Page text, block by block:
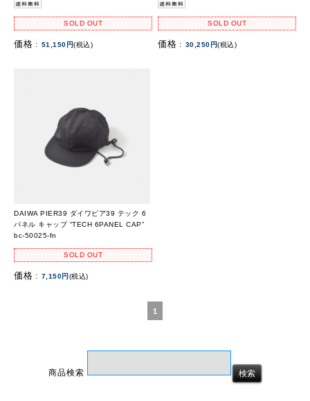
SOLD OUT
価格 : 51,150円(税込)
SOLD OUT
価格 : 30,250円(税込)
DAIWA PIER39 ダイワピア39 テック 6
パネル キャップ “TECH 6PANEL CAP”
bc-50025-fn
SOLD OUT
価格 : 7,150円 (税込)
1
商品検索